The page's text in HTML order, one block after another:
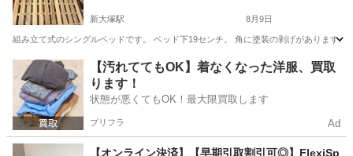
新大塚駅 8月9日
組み立て式のシングルベッドです。 ベッド下19センチ。 角に塗装の剥げがあります。
東京 文京区 新大塚駅 ベッド すのこ
【汚れててもOK】着なくなった洋服、買取
ります！
状態が悪くてもOK！最大限買取します
プリフラ Ad
【オンライン決済】【早期引取割引可◎】FlexiSp